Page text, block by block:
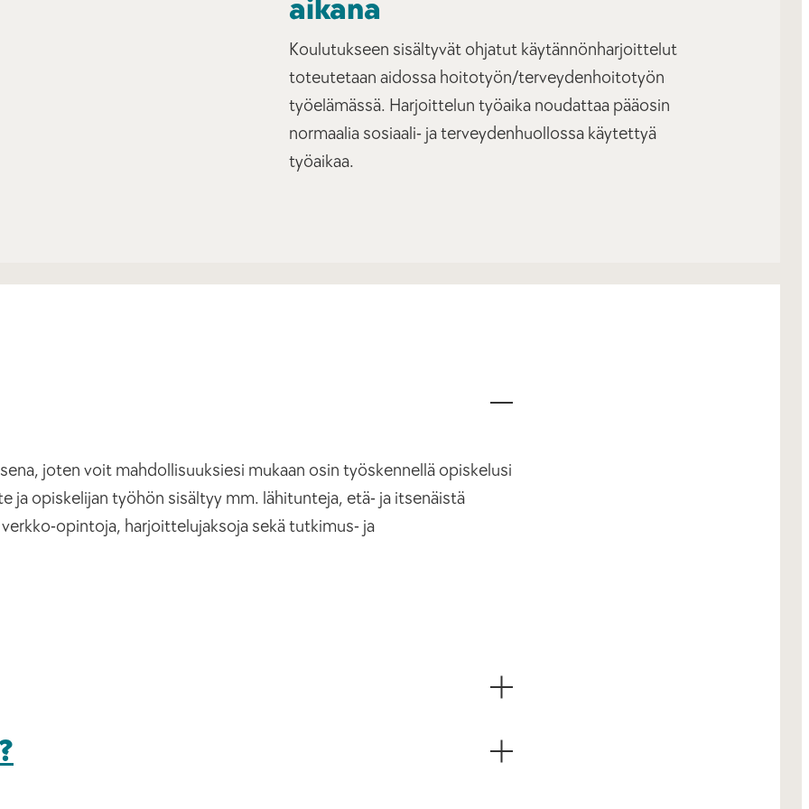
aikana
Koulutukseen sisältyvät ohjatut käytännönharjoittelut
toteutetaan aidossa hoitotyön/terveydenhoitotyön
työelämässä. Harjoittelun työaika noudattaa pääosin
normaalia sosiaali- ja terveydenhuollossa käytettyä
työaikaa.
joten voit mahdollisuuksiesi mukaan osin työskennellä opiskelusi
ja opiskelijan työhön sisältyy mm. lähitunteja, etä- ja itsenäistä
opintoja, harjoittelujaksoja sekä tutkimus- ja